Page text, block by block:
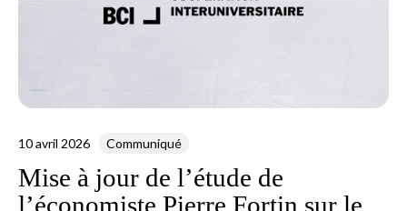
10 avril 2026 Communiqué
Mise à jour de l’étude de
l’économiste Pierre Fortin sur le